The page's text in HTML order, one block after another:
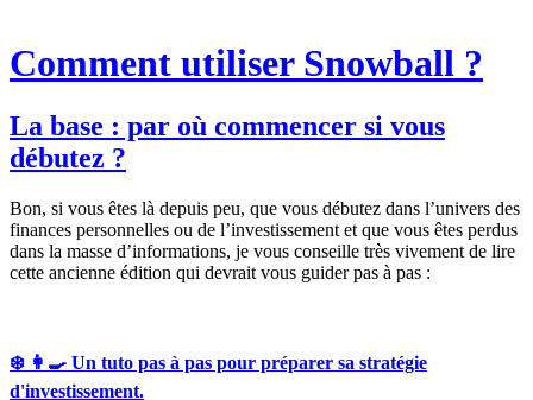
Comment utiliser Snowball ?
La base : par où commencer si vous
débutez ?
Bon, si vous êtes là depuis peu, que vous débutez dans l’univers des
finances personnelles ou de l’investissement et que vous êtes perdus
dans la masse d’informations, je vous conseille très vivement de lire
cette ancienne édition qui devrait vous guider pas à pas :
❄️ 👩‍🍳 Un tuto pas à pas pour préparer sa stratégie
d'investissement.